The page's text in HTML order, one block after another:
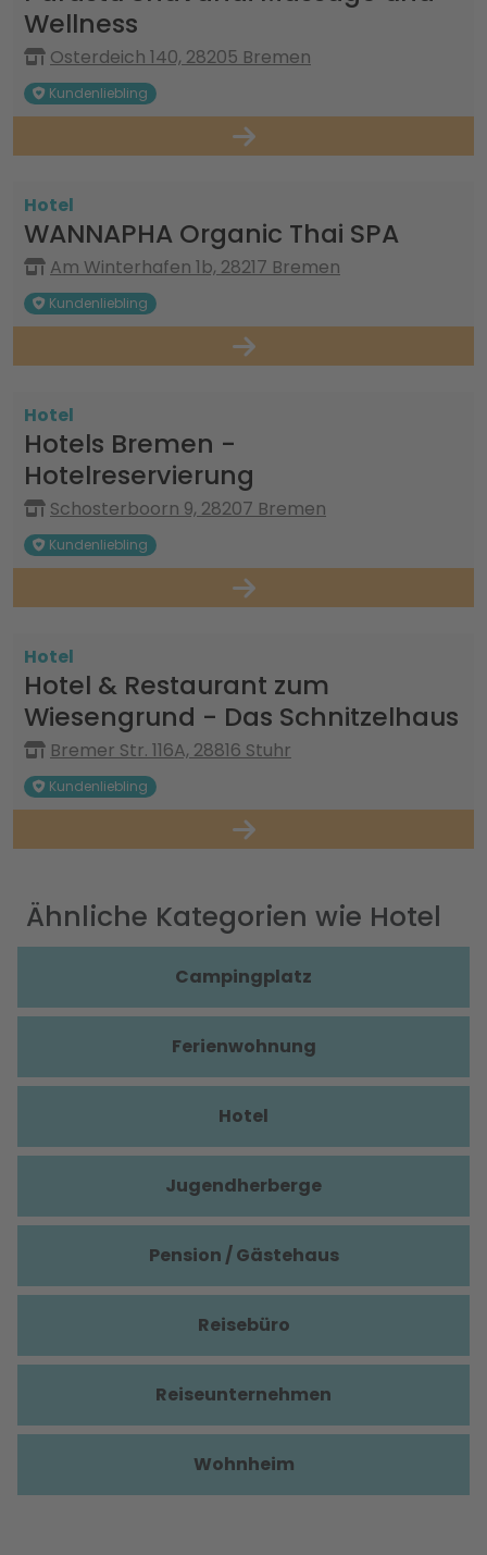
Wellness
Osterdeich 140, 28205 Bremen
Kundenliebling
Hotel
WANNAPHA Organic Thai SPA
Am Winterhafen 1b, 28217 Bremen
Kundenliebling
Hotel
Hotels Bremen -
Hotelreservierung
Schosterboorn 9, 28207 Bremen
Kundenliebling
Hotel
Hotel & Restaurant zum
Wiesengrund - Das Schnitzelhaus
Bremer Str. 116A, 28816 Stuhr
Kundenliebling
Ähnliche Kategorien wie Hotel
Campingplatz
Ferienwohnung
Hotel
Jugendherberge
Pension / Gästehaus
Reisebüro
Reiseunternehmen
Wohnheim